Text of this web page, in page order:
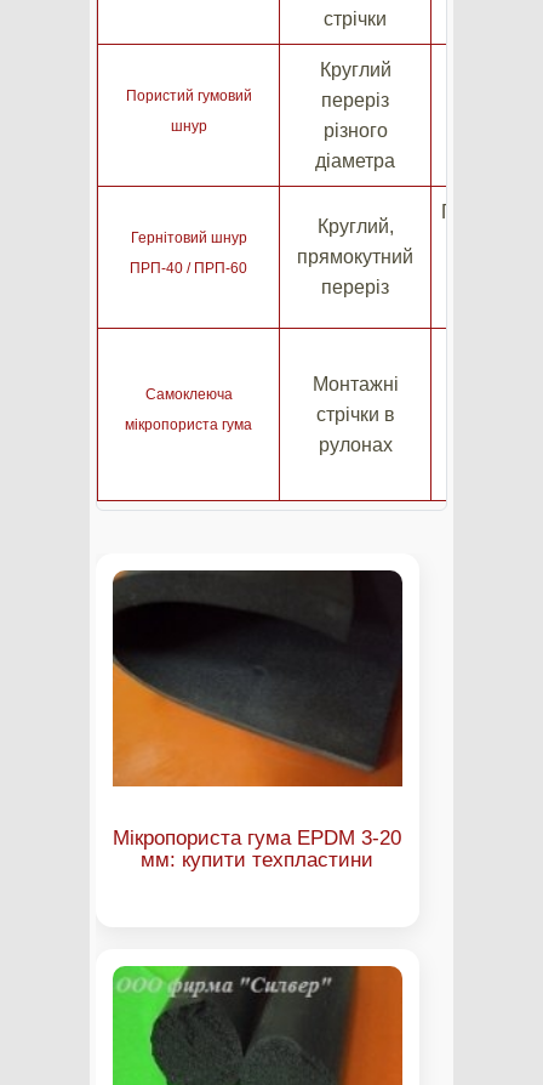
стрічки
Пористий гумовий
шнур
Круглий
переріз
різного
діаметра
Гернітовий шнур
ПРП-40 / ПРП-60
Круглий,
прямокутний
переріз
Самоклеюча
мікропориста гума
Монтажні
стрічки в
рулонах
Мікропориста гума EPDM 3-20
мм: купити техпластини